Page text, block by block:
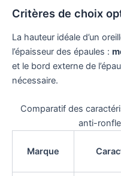
Critères de choix
La hauteur idéale d’un
l’épaisseur des épaules :
et le bord externe de
nécessaire.
Comparatif des
anti-
Marque